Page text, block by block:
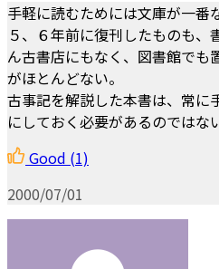
手軽に読むためには文庫が一番
５、６年前に復刊したものも、
ん古書店にもなく、図書館でも
がほとんどない。
古事記を解説した本書は、常に
にしておく必要があるのではな
Good (1)
2000/07/01